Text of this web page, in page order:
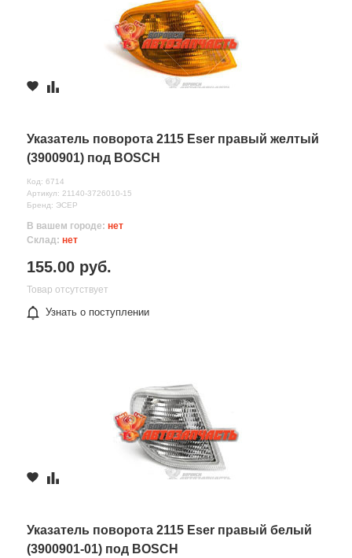
Указатель поворота 2115 Eser правый желтый
(3900901) под BOSCH
Код: 6714
Артикул: 21140-3726010-15
Бренд: ЭСЕР
В вашем городе: нет
Склад: нет
155.00 руб.
Товар отсутствует
Узнать о поступлении
Указатель поворота 2115 Eser правый белый
(3900901-01) под BOSCH